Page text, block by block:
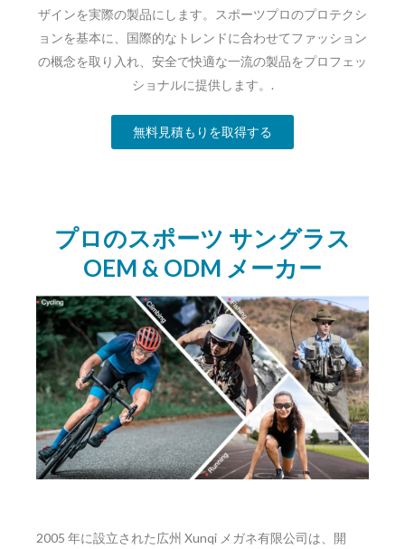
ザインを実際の製品にします。スポーツプロのプロテクシ
ョンを基本に、国際的なトレンドに合わせてファッション
の概念を取り入れ、安全で快適な一流の製品をプロフェッ
ショナルに提供します。.
無料見積もりを取得する
プロのスポーツ サングラス
OEM & ODM メーカー
2005 年に設立された広州 Xunqi メガネ有限公司は、開